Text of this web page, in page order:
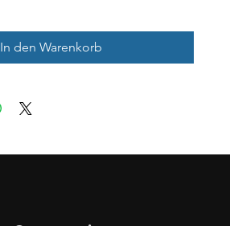
In den Warenkorb